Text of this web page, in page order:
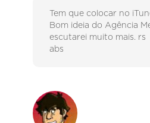
Tem que colocar no
Bom ideia do Agência
escutarei muito mais. rs
abs